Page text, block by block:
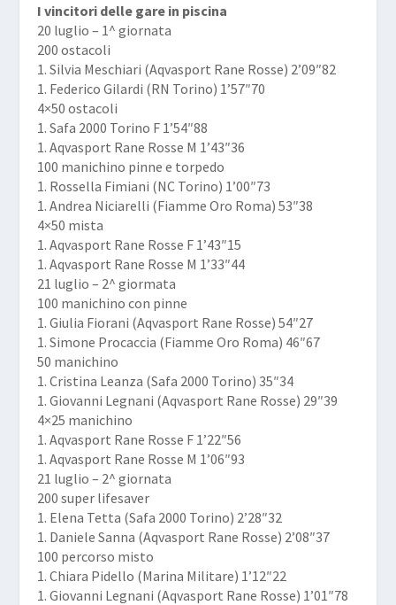
I vincitori delle gare in piscina
20 luglio – 1^ giornata
200 ostacoli
1. Silvia Meschiari (Aqvasport Rane Rosse) 2’09″82
1. Federico Gilardi (RN Torino) 1’57″70
4×50 ostacoli
1. Safa 2000 Torino F 1’54″88
1. Aqvasport Rane Rosse M 1’43″36
100 manichino pinne e torpedo
1. Rossella Fimiani (NC Torino) 1’00″73
1. Andrea Niciarelli (Fiamme Oro Roma) 53″38
4×50 mista
1. Aqvasport Rane Rosse F 1’43″15
1. Aqvasport Rane Rosse M 1’33″44
21 luglio – 2^ giormata
100 manichino con pinne
1. Giulia Fiorani (Aqvasport Rane Rosse) 54″27
1. Simone Procaccia (Fiamme Oro Roma) 46″67
50 manichino
1. Cristina Leanza (Safa 2000 Torino) 35″34
1. Giovanni Legnani (Aqvasport Rane Rosse) 29″39
4×25 manichino
1. Aqvasport Rane Rosse F 1’22″56
1. Aqvasport Rane Rosse M 1’06″93
21 luglio – 2^ giornata
200 super lifesaver
1. Elena Tetta (Safa 2000 Torino) 2’28″32
1. Daniele Sanna (Aqvasport Rane Rosse) 2’08″37
100 percorso misto
1. Chiara Pidello (Marina Militare) 1’12″22
1. Giovanni Legnani (Aqvasport Rane Rosse) 1’01″78